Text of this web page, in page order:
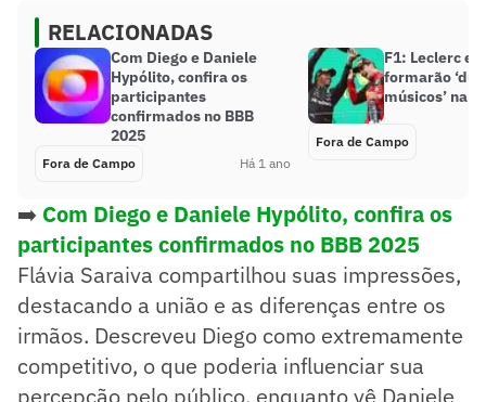
RELACIONADAS
Com Diego e Daniele
Hypólito, confira os
participantes
confirmados no BBB
2025
Fora de Campo Há 1 ano
F1: Leclerc e
formarão
músicos’ na
Fora de Campo
➡️ Com Diego e Daniele Hypólito, confira os
participantes confirmados no BBB 2025
Flávia Saraiva compartilhou suas impressões,
destacando a união e as diferenças entre os
irmãos. Descreveu Diego como extremamente
competitivo, o que poderia influenciar sua
percepção pelo público, enquanto vê Daniele